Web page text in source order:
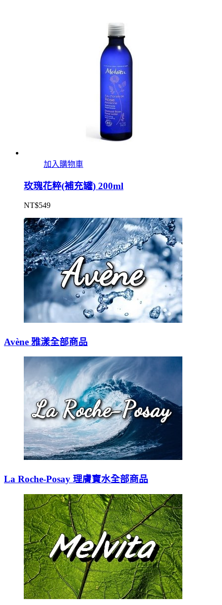
加入購物車
玫瑰花粹(補充罐) 200ml
NT$549
Avène 雅漾全部商品
La Roche-Posay 理膚寶水全部商品